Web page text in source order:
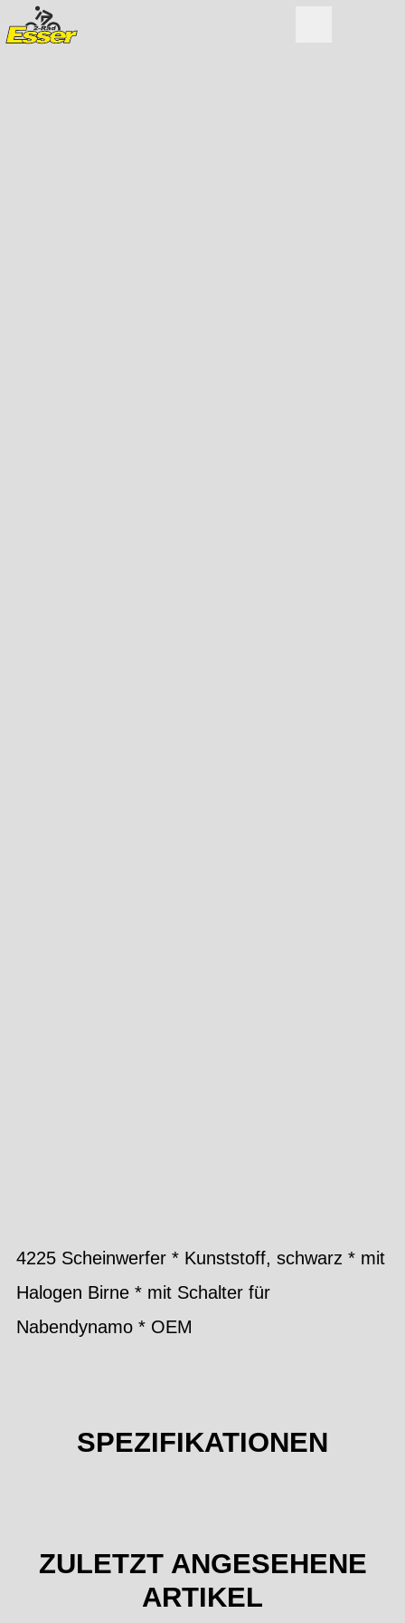
4225 Scheinwerfer * Kunststoff, schwarz * mit
Halogen Birne * mit Schalter für
Nabendynamo * OEM
SPEZIFIKATIONEN
ZULETZT ANGESEHENE
ARTIKEL